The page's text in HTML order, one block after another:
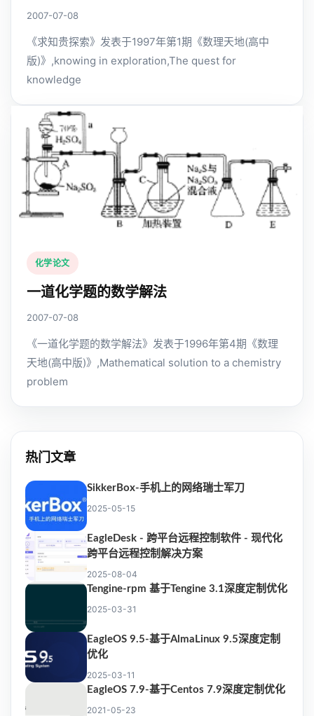
2007-07-08
《求知贵探索》发表于1997年第1期《数理天地(高中
版)》,knowing in exploration,The quest for
knowledge
化学论文
一道化学题的数学解法
2007-07-08
《一道化学题的数学解法》发表于1996年第4期《数理
天地(高中版)》,Mathematical solution to a chemistry
problem
热门文章
SikkerBox-手机上的网络瑞士军刀
2025-05-15
EagleDesk - 跨平台远程控制软件 - 现代化
跨平台远程控制解决方案
2025-08-04
Tengine-rpm 基于Tengine 3.1深度定制优化
2025-03-31
EagleOS 9.5-基于AlmaLinux 9.5深度定制
优化
2025-03-11
EagleOS 7.9-基于Centos 7.9深度定制优化
2021-05-23